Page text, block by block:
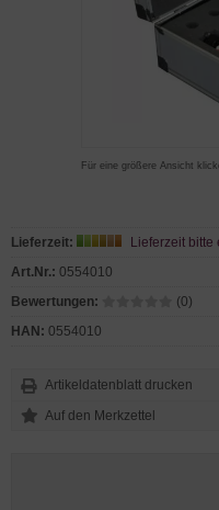
Für eine größere Ansicht
Lieferzeit:
Lieferzeit bitte
Art.Nr.: 0554010
Bewertungen:
(0)
HAN: 0554010
Artikeldatenblatt drucken